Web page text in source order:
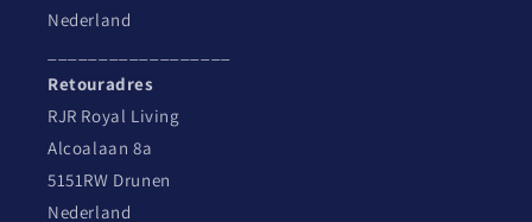
Nederland
Retouradres
RJR Royal Living
Alcoalaan 8a
5151RW Drunen
Nederland